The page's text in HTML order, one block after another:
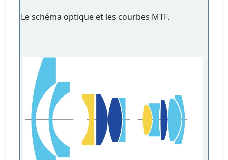
Le schéma optique et les courbes MTF.